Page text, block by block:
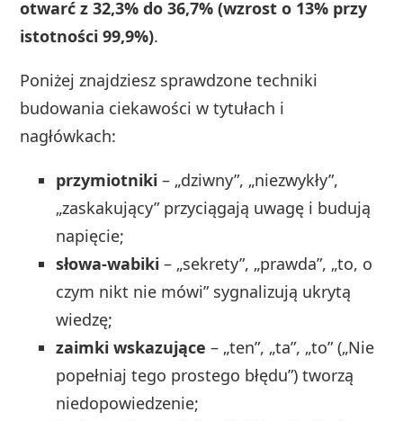
otwarć z 32,3% do 36,7% (wzrost o 13% przy
istotności 99,9%).
Poniżej znajdziesz sprawdzone techniki
budowania ciekawości w tytułach i
nagłówkach:
przymiotniki – „dziwny”, „niezwykły”,
„zaskakujący” przyciągają uwagę i budują
napięcie;
słowa‑wabiki – „sekrety”, „prawda”, „to, o
czym nikt nie mówi” sygnalizują ukrytą
wiedzę;
zaimki wskazujące – „ten”, „ta”, „to” („Nie
popełniaj tego prostego błędu”) tworzą
niedopowiedzenie;